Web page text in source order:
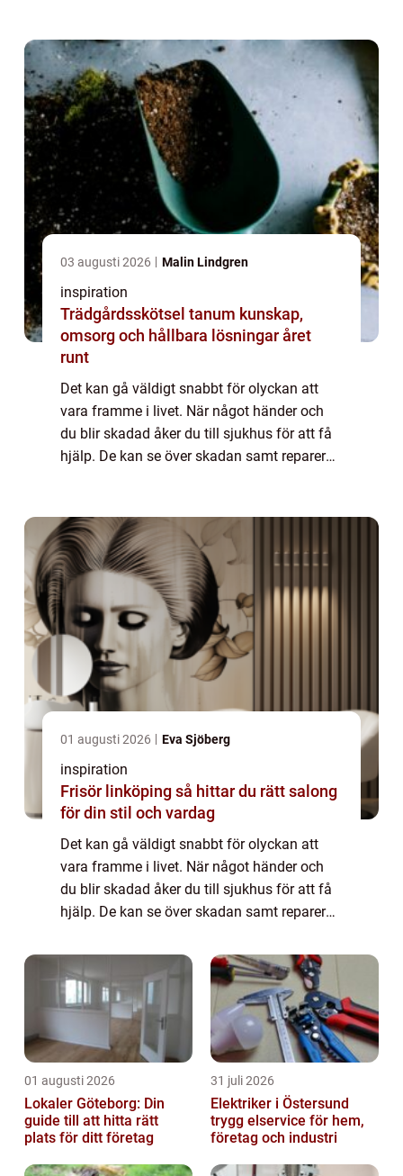
03 augusti 2026 Malin Lindgren
inspiration
Trädgårdsskötsel tanum kunskap,
omsorg och hållbara lösningar året
runt
Det kan gå väldigt snabbt för olyckan att
vara framme i livet. När något händer och
du blir skadad åker du till sjukhus för att få
hjälp. De kan se över skadan samt reparerar
01 augusti 2026 Eva Sjöberg
inspiration
Frisör linköping så hittar du rätt salong
för din stil och vardag
Det kan gå väldigt snabbt för olyckan att
vara framme i livet. När något händer och
du blir skadad åker du till sjukhus för att få
hjälp. De kan se över skadan samt reparerar
det inte alltid att reparera ...
01 augusti 2026
Lokaler Göteborg: Din
guide till att hitta rätt
plats för ditt företag
31 juli 2026
Elektriker i Östersund
trygg elservice för hem,
företag och industri